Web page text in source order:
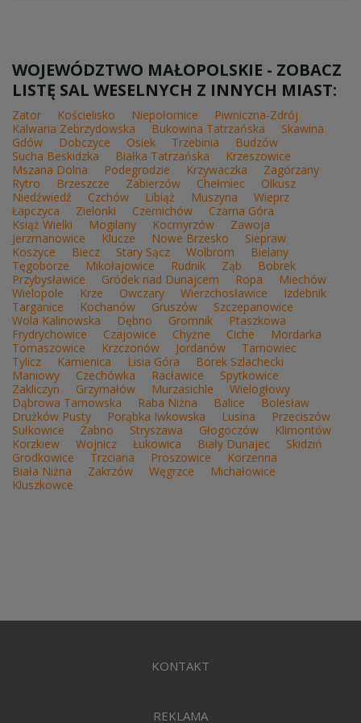
WOJEWÓDZTWO MAŁOPOLSKIE - ZOBACZ
LISTĘ SAL WESELNYCH Z INNYCH MIAST:
Zator Kościelisko Niepołomice
Piwniczna-Zdrój
Kalwaria Zebrzydowska
Bukowina Tatrzańska
Skawina
Gdów
Dobczyce Osiek Trzebinia
Budzów
Sucha Beskidzka
Białka Tatrzańska
Krzeszowice
Mszana Dolna
Podegrodzie Krzywaczka
Zagórzany
Rytro
Brzeszcze Zabierzów Chełmiec
Olkusz
Niedźwiedź
Czchów Libiąż Muszyna
Wieprz
Łapczyca
Zielonki Czernichów
Czarna Góra
Książ Wielki
Mogilany Kocmyrzów
Zawoja
Jerzmanowice
Klucze Nowe Brzesko
Siepraw
Koszyce
Biecz Stary Sącz Wolbrom
Bielany
Tęgoborze
Mikołajowice Rudnik Ząb
Bobrek
Przybysławice
Gródek nad Dunajcem Ropa
Miechów
Wielopole
Krze Owczary Wierzchosławice
Izdebnik
Targanice
Kochanów Gruszów
Szczepanowice
Wola Kalinowska
Dębno Gromnik
Ptaszkowa
Frydrychowice
Czajowice Chyżne Ciche
Mordarka
Tomaszowice
Krzczonów Jordanów
Tarnowiec
Tylicz
Kamienica Lisia Góra
Borek Szlachecki
Maniowy
Czechówka Racławice
Spytkowice
Zakliczyn
Grzymałów Murzasichle
Wielogłowy
Dąbrowa Tarnowska
Raba Niżna Balice
Bolesław
Drużków Pusty
Porąbka Iwkowska Lusina
Przeciszów
Sułkowice
Żabno Stryszawa Głogoczów
Klimontów
Korzkiew
Wojnicz Łukowica Biały Dunajec
Skidziń
Grodkowice
Trzciana Proszowice
Korzenna
Biała Niżna
Zakrzów Węgrzce
Michałowice
Kluszkowce
KONTAKT
REKLAMA